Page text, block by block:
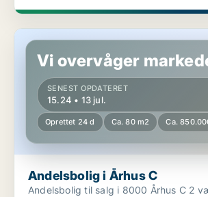
Andelsbolig i Århus C
Vi overvåger
SENEST OPDATERET
15.24 • 13 jul.
Oprettet 24 d Ca. 80 m2 Ca.
Andelsbolig i Århus C
Andelsbolig til